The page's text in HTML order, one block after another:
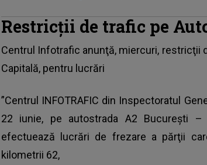
Restricţii de trafic pe
Centrul Infotrafic anunţă, miercuri, restricţii
Capitală, pentru lucrări
”Centrul INFOTRAFIC din Inspectoratul
22 iunie, pe autostrada A2 Bucureşti
efectuează lucrări de frezare a părţii
kilometrii 62,